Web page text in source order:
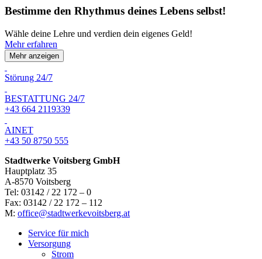
Bestimme den Rhythmus deines Lebens selbst!
Wähle deine Lehre und verdien dein eigenes Geld!
Mehr erfahren
Mehr anzeigen
Störung 24/7
BESTATTUNG 24/7
+43 664 2119339
AINET
+43 50 8750 555
Stadtwerke Voitsberg GmbH
Hauptplatz 35
A-8570 Voitsberg
Tel: 03142 / 22 172 – 0
Fax: 03142 / 22 172 – 112
M: office@stadtwerkevoitsberg.at
Service für mich
Versorgung
Strom